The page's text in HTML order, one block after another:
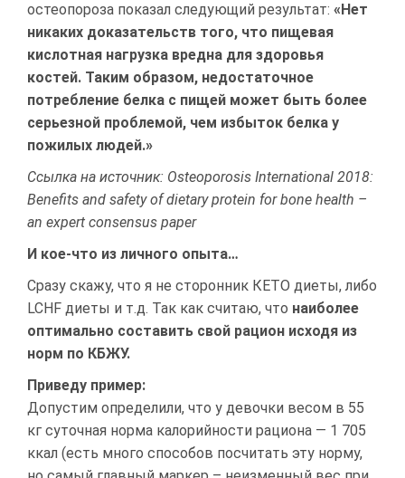
остеопороза показал следующий результат: «Нет
никаких доказательств того, что пищевая
кислотная нагрузка вредна для здоровья
костей. Таким образом, недостаточное
потребление белка с пищей может быть более
серьезной проблемой, чем избыток белка у
пожилых людей.»
Ссылка на источник: Osteoporosis International 2018:
Benefits and safety of dietary protein for bone health –
an expert consensus paper
И кое-что из личного опыта…
Сразу скажу, что я не сторонник КЕТО диеты, либо
LCHF диеты и т.д. Так как считаю, что наиболее
оптимально составить свой рацион исходя из
норм по КБЖУ.
Приведу пример:
Допустим определили, что у девочки весом в 55
кг суточная норма калорийности рациона — 1 705
ккал (есть много способов посчитать эту норму,